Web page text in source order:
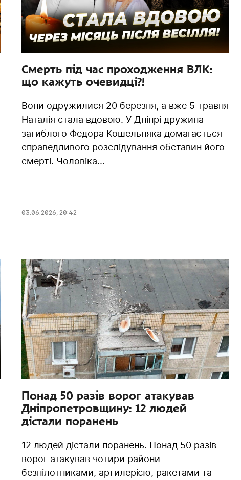
Смерть під час проходження ВЛК:
що кажуть очевидці?!
Вони одружилися 20 березня, а вже 5 травня
Наталія стала вдовою. У Дніпрі дружина
загиблого Федора Кошельняка домагається
справедливого розслідування обставин його
смерті. Чоловіка...
03.06.2026, 20:42
Понад 50 разів ворог атакував
Дніпропетровщину: 12 людей
дістали поранень
12 людей дістали поранень. Понад 50 разів
ворог атакував чотири райони
безпілотниками, артилерією, ракетами та